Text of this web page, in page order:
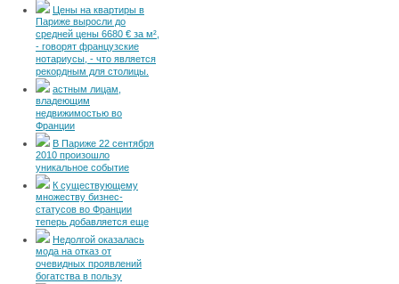
Цены на квартиры в
Париже выросли до
средней цены 6680 € за м²,
- говорят французские
нотариусы, - что является
рекордным для столицы.
астным лицам,
владеющим
недвижимостью во
Франции
В Париже 22 сентября
2010 произошло
уникальное событие
К существующему
множеству бизнес-
статусов во Франции
теперь добавляется еще
Недолгой оказалась
мода на отказ от
очевидных проявлений
богатства в пользу